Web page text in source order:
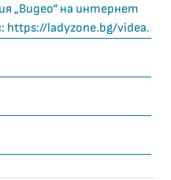
„Видео“ на интернет
https://ladyzone.bg/videa.